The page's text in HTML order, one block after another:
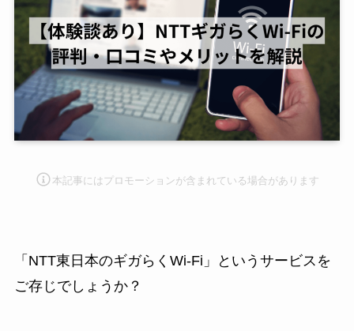
本記事にはプロモーションが含まれている場合があります
「NTT東日本のギガらくWi-Fi」というサービスを
ご存じでしょうか？